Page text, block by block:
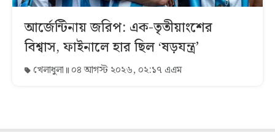
আর্জেন্টিনায় জরিপ: এক-তৃতীয়াংশের
বিশ্বাস, ফাইনালে হার ছিল ‘ষড়যন্ত্র’
খেলাধুলা ০৪ আগস্ট ২০২৬, ০২:১৭ এএম